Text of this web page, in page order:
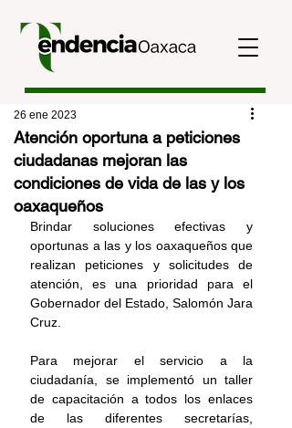
Atención oportuna a peticiones
ciudadanas mejoran las
condiciones de vida de las y los
oaxaqueños
26 ene 2023
Brindar soluciones efectivas y
oportunas a las y los oaxaqueños que
realizan peticiones y solicitudes de
atención, es una prioridad para el
Gobernador del Estado, Salomón Jara
Cruz.
Para mejorar el servicio a la
ciudadanía, se implementó un taller
de capacitación a todos los enlaces
de las diferentes secretarías,